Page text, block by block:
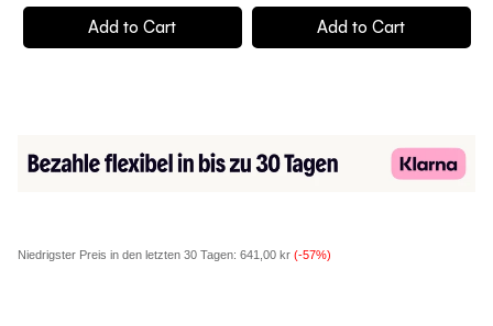
Add to Cart Add to Cart
Niedrigster Preis in den letzten 30 Tagen: 641,00 kr (-57%)